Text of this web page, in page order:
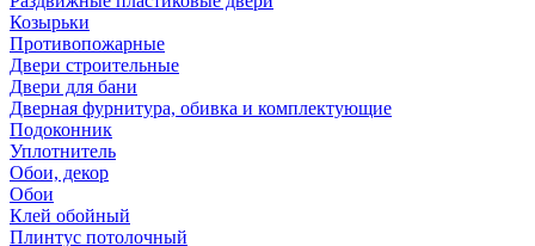
Козырьки
Противопожарные
Двери строительные
Двери для бани
Дверная фурнитура, обивка и комплектующие
Подоконник
Уплотнитель
Обои, декор
Обои
Клей обойный
Плинтус потолочный